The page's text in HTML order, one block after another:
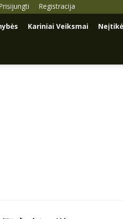
Registracija
Kariniai Veiksmai